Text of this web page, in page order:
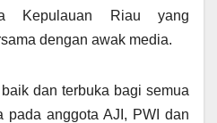
Kepulauan Riau yang
dengan awak media.
dan terbuka bagi semua
pada anggota AJI, PWI dan